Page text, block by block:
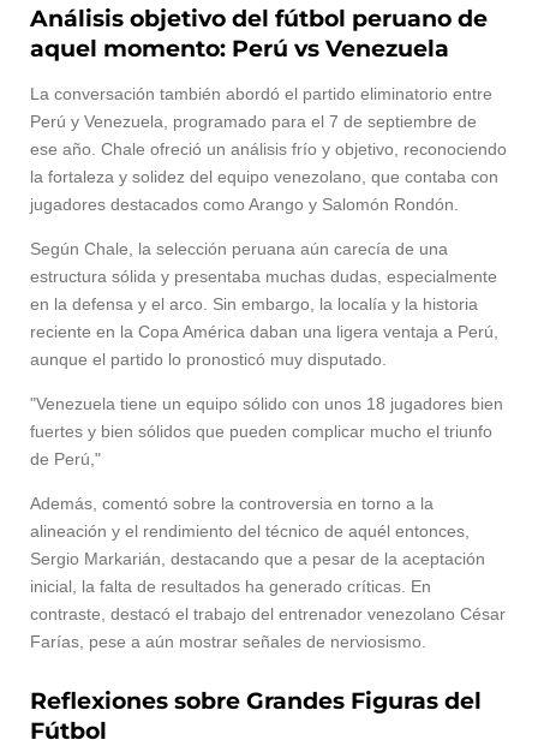
Análisis objetivo del fútbol peruano de
aquel momento: Perú vs Venezuela
La conversación también abordó el partido eliminatorio entre
Perú y Venezuela, programado para el 7 de septiembre de
ese año. Chale ofreció un análisis frío y objetivo, reconociendo
la fortaleza y solidez del equipo venezolano, que contaba con
jugadores destacados como Arango y Salomón Rondón.
Según Chale, la selección peruana aún carecía de una
estructura sólida y presentaba muchas dudas, especialmente
en la defensa y el arco. Sin embargo, la localía y la historia
reciente en la Copa América daban una ligera ventaja a Perú,
aunque el partido lo pronosticó muy disputado.
"Venezuela tiene un equipo sólido con unos 18 jugadores bien
fuertes y bien sólidos que pueden complicar mucho el triunfo
de Perú,"
Además, comentó sobre la controversia en torno a la
alineación y el rendimiento del técnico de aquél entonces,
Sergio Markarián, destacando que a pesar de la aceptación
inicial, la falta de resultados ha generado críticas. En
contraste, destacó el trabajo del entrenador venezolano César
Farías, pese a aún mostrar señales de nerviosismo.
Reflexiones sobre Grandes Figuras del
Fútbol